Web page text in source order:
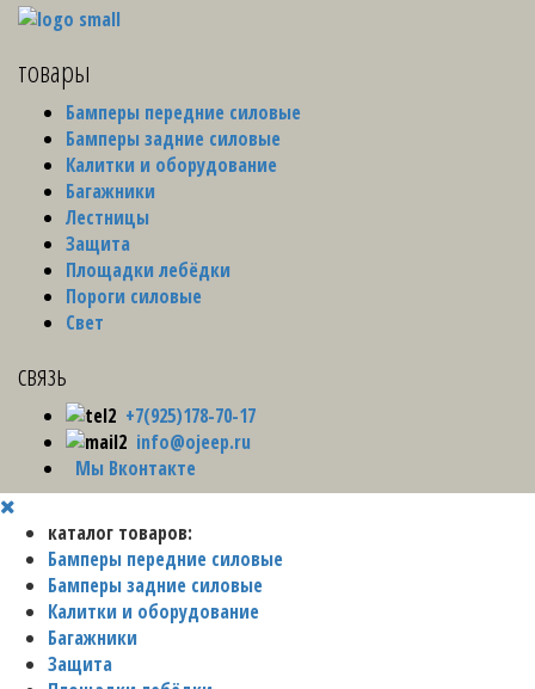
товары
Бамперы передние силовые
Бамперы задние силовые
Калитки и оборудование
Багажники
Лестницы
Защита
Площадки лебёдки
Пороги силовые
Свет
связь
+7(925)178-70-17
info@ojeep.ru
Мы Вконтакте
каталог товаров:
Бамперы передние силовые
Бамперы задние силовые
Калитки и оборудование
Багажники
Защита